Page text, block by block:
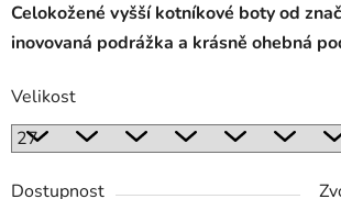
Celokožené vyšší kotníkové boty od
inovovaná podrážka a krásně ohebná
Velikost
Dostupnost